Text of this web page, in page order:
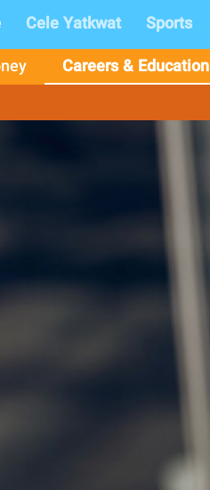
Cele Yatkwat Sports
Careers & Education